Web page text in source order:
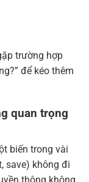
trường hợp
để kéo thêm
quan trọng
biến trong vài
save) không đi